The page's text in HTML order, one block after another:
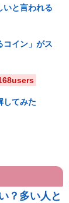
いと言われる
コイン」がス
してみた
？多い人と